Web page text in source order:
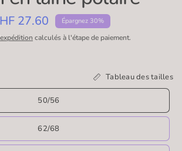
27.60 Épargnez 30%
calculés à l'étape de paiement.
Tableau des tailles
50/56
62/68